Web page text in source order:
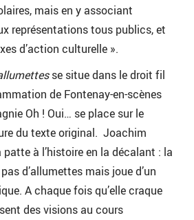
mais en y associant
représentations tous publics, et
d’action culturelle ».
se situe dans le droit fil
de Fontenay-en-scènes
Oh ! Oui… se place sur le
du texte original. Joachim
à l’histoire en la décalant : la
d’allumettes mais joue d’un
A chaque fois qu’elle craque
des visions au cours